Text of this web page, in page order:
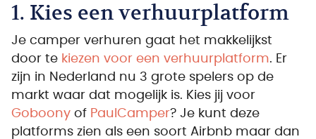
1. Kies een verhuurplatform
Je camper verhuren gaat het makkelijkst
door te kiezen voor een verhuurplatform. Er
zijn in Nederland nu 3 grote spelers op de
markt waar dat mogelijk is. Kies jij voor
Goboony of PaulCamper? Je kunt deze
platforms zien als een soort Airbnb maar dan